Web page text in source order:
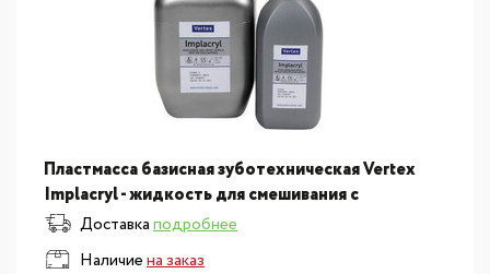
Пластмасса базисная зуботехническая Vertex
Implacryl - жидкость для смешивания с
порошком для получения пластмассы для
изготовления протезов. От?
Доставкаподробнее
Наличиена заказ